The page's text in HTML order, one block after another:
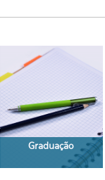
Graduação